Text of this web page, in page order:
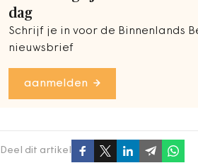
dag
Schrijf je in voor de Binnenlands
nieuwsbrief
aanmelden
Deel dit artikel